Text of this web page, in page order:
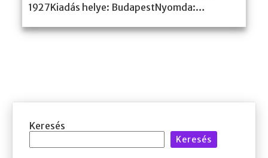
1927Kiadás helye: BudapestNyomda:…
Keresés
Keresés